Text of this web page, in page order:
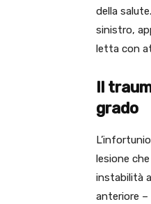
della
sinistro,
letta con
Il
grado
lesione
instabilità
anteriore –